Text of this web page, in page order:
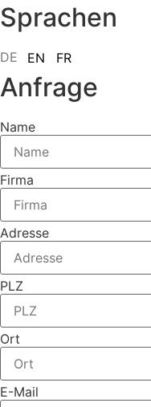
Sprachen
DE EN FR
Anfrage
Name
Firma
Adresse
PLZ
Ort
E-Mail